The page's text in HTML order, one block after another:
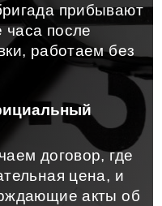
прибывают
часа после
работаем без
договор, где
цена, и
акты об